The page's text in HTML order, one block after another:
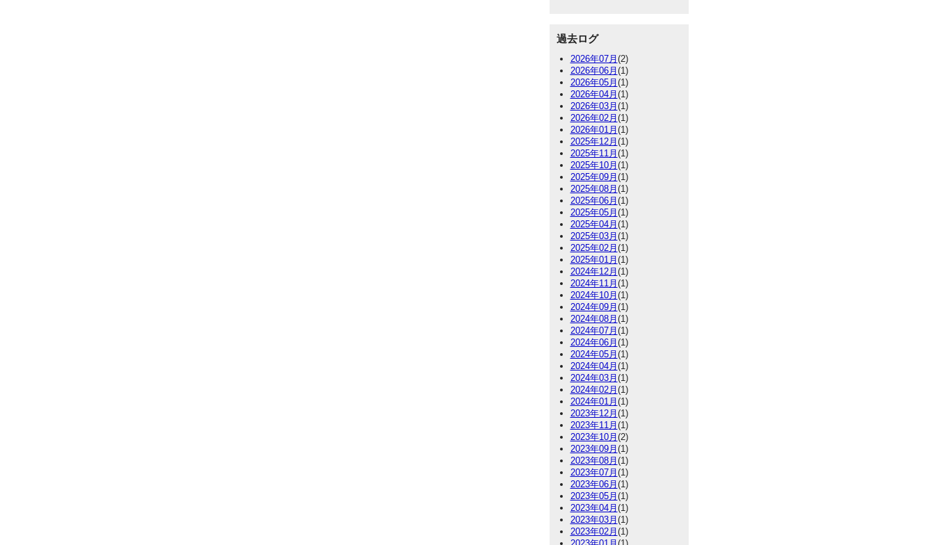
過去ログ
2026年07月 (2)
2026年06月 (1)
2026年05月 (1)
2026年04月 (1)
2026年03月 (1)
2026年02月 (1)
2026年01月 (1)
2025年12月 (1)
2025年11月 (1)
2025年10月 (1)
2025年09月 (1)
2025年08月 (1)
2025年06月 (1)
2025年05月 (1)
2025年04月 (1)
2025年03月 (1)
2025年02月 (1)
2025年01月 (1)
2024年12月 (1)
2024年11月 (1)
2024年10月 (1)
2024年09月 (1)
2024年08月 (1)
2024年07月 (1)
2024年06月 (1)
2024年05月 (1)
2024年04月 (1)
2024年03月 (1)
2024年02月 (1)
2024年01月 (1)
2023年12月 (1)
2023年11月 (1)
2023年10月 (2)
2023年09月 (1)
2023年08月 (1)
2023年07月 (1)
2023年06月 (1)
2023年05月 (1)
2023年04月 (1)
2023年03月 (1)
2023年02月 (1)